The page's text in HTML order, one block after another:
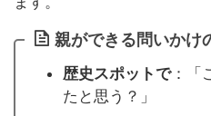
親ができる問いかけ
歴史スポットで：「
たと思う？」